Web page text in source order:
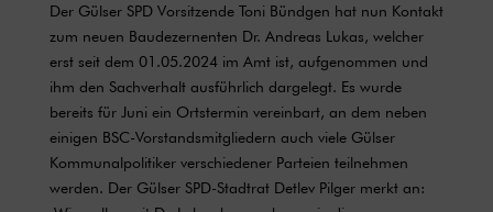
Der Gülser SPD Vorsitzende Toni Bündgen hat nun Kontakt
zum neuen Baudezernenten Dr. Andreas Lukas, welcher
erst seit dem 01.05.2024 im Amt ist, aufgenommen und
ihm den Sachverhalt ausführlich dargelegt. Es wurde
bereits für Juni ein Ortstermin vereinbart, an dem neben
einigen BSC-Vorstandsmitgliedern auch viele Gülser
Kommunalpolitiker verschiedener Parteien teilnehmen
werden. Der Gülser SPD-Stadtrat Detlev Pilger merkt an: